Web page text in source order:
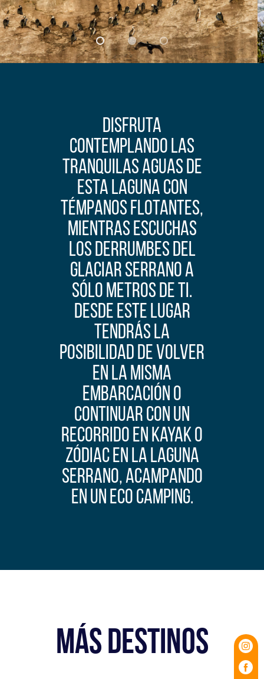
Disfruta
contemplando las
tranquilas aguas de
esta laguna con
témpanos flotantes,
mientras escuchas
los derrumbes del
Glaciar Serrano a
sólo metros de ti.
Desde este lugar
tendrás la
posibilidad de volver
en la misma
embarcación o
continuar con un
recorrido en kayak o
Zódiac en la Laguna
Serrano, acampando
en un eco camping.
MÁS DESTINOS